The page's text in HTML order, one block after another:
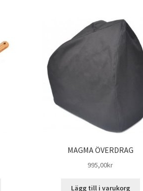
MAGMA ÖVERDRAG
995,00kr
Lägg till i varukorg